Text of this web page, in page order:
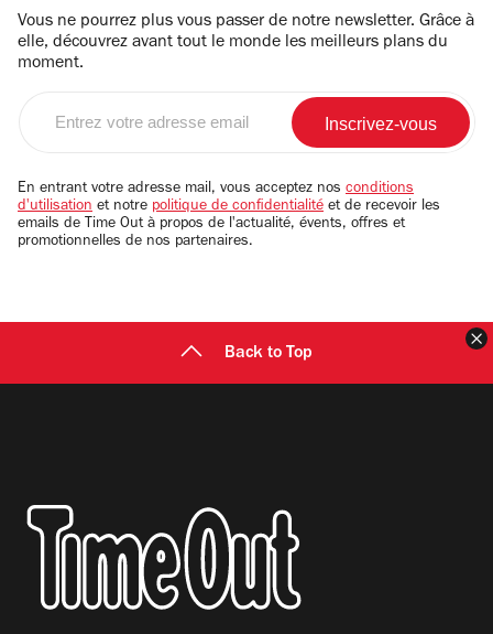
Vous ne pourrez plus vous passer de notre newsletter. Grâce à
elle, découvrez avant tout le monde les meilleurs plans du
moment.
email
En entrant votre adresse mail, vous acceptez nos conditions
d'utilisation et notre politique de confidentialité et de recevoir les
emails de Time Out à propos de l'actualité, évents, offres et
promotionnelles de nos partenaires.
Back to Top